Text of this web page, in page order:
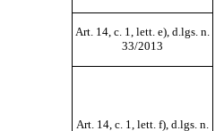
Art. 14, c. 1, lett. e), d.lgs. n.
33/2013
Art. 14, c. 1, lett. f), d.lgs. n.